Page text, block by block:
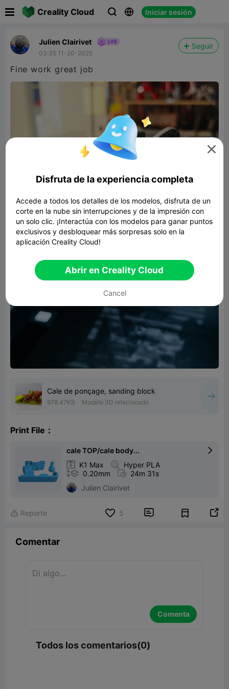
Creality Cloud   Iniciar sesión
Julien Clairivet
03:35 11-20-2025
Seguir
Fine work great job
Cale de ponçage, sanding block
978.47KB Modelo 3D relacionado
Print File：
cale TOP/cale body... 
 K1 Max  Hyper PLA
 0.20mm  24m 31s
Julien Clairivet
 Reporte 5  
Comentar
Comenta
Todos los comentarios(0)

Disfruta de la experiencia completa
Accede a todos los detalles de los modelos, disfruta de un
corte en la nube sin interrupciones y de la impresión con
un solo clic. ¡Interactúa con los modelos para ganar puntos
exclusivos y desbloquear más sorpresas solo en la
aplicación Creality Cloud!
Abrir en Creality Cloud
Cancel